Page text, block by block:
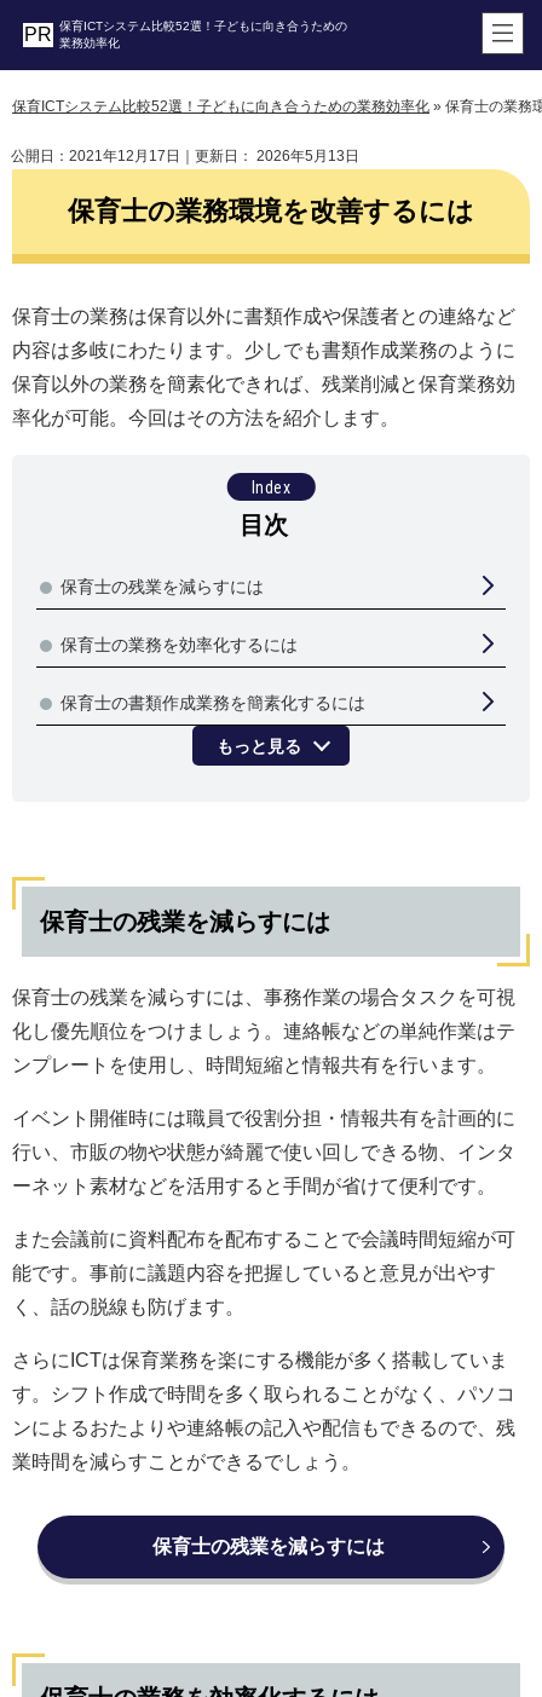
保育ICTシステム比較52選！子どもに向き合うための
業務効率化
保育ICTシステム比較52選！子どもに向き合うための業務効率化 » 保育士の業務
公開日： 2021年12月17日 ｜更新日： 2026年5月13日
保育士の業務環境を改善するには
保育士の業務は保育以外に書類作成や保護者との連絡など
内容は多岐にわたります。少しでも書類作成業務のように
保育以外の業務を簡素化できれば、残業削減と保育業務効
率化が可能。今回はその方法を紹介します。
保育士の残業を減らすには
保育士の業務を効率化するには
保育士の書類作成業務を簡素化するには
もっと見る
保育士の残業を減らすには
保育士の残業を減らすには、事務作業の場合タスクを可視
化し優先順位をつけましょう。連絡帳などの単純作業はテ
ンプレートを使用し、時間短縮と情報共有を行います。
イベント開催時には職員で役割分担・情報共有を計画的に
行い、市販の物や状態が綺麗で使い回しできる物、インタ
ーネット素材などを活用すると手間が省けて便利です。
また会議前に資料配布を配布することで会議時間短縮が可
能です。事前に議題内容を把握していると意見が出やす
く、話の脱線も防げます。
さらにICTは保育業務を楽にする機能が多く搭載していま
す。シフト作成で時間を多く取られることがなく、パソコ
ンによるおたよりや連絡帳の記入や配信もできるので、残
業時間を減らすことができるでしょう。
保育士の残業を減らすには